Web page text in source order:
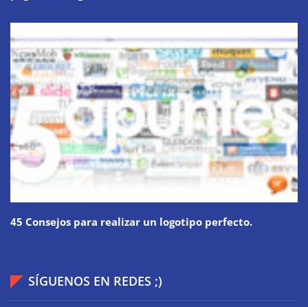
45 Consejos para realizar un logotipo perfecto.
SÍGUENOS EN REDES ;)